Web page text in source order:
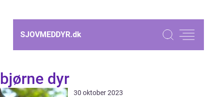
SJOVMEDDYR.dk
bjørne dyr
30 oktober 2023